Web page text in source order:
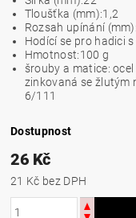
Tloušťka (mm):1,2
Rozsah upínání (mm):
Hodící se pro hadici
Hmotnost:100 g
šrouby a matice:
zinkovaná se žlutým
6/111
Dostupnost
26 Kč
21 Kč bez DPH